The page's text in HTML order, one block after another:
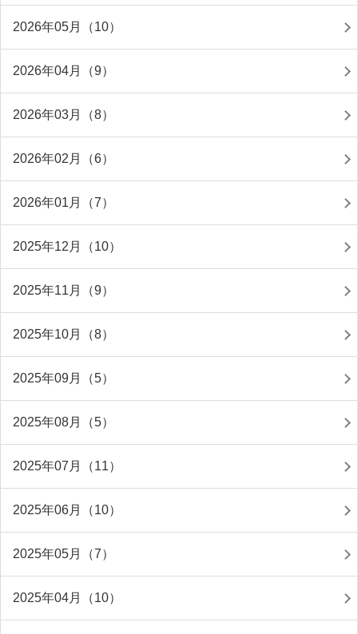
2026年05月（10）
2026年04月（9）
2026年03月（8）
2026年02月（6）
2026年01月（7）
2025年12月（10）
2025年11月（9）
2025年10月（8）
2025年09月（5）
2025年08月（5）
2025年07月（11）
2025年06月（10）
2025年05月（7）
2025年04月（10）